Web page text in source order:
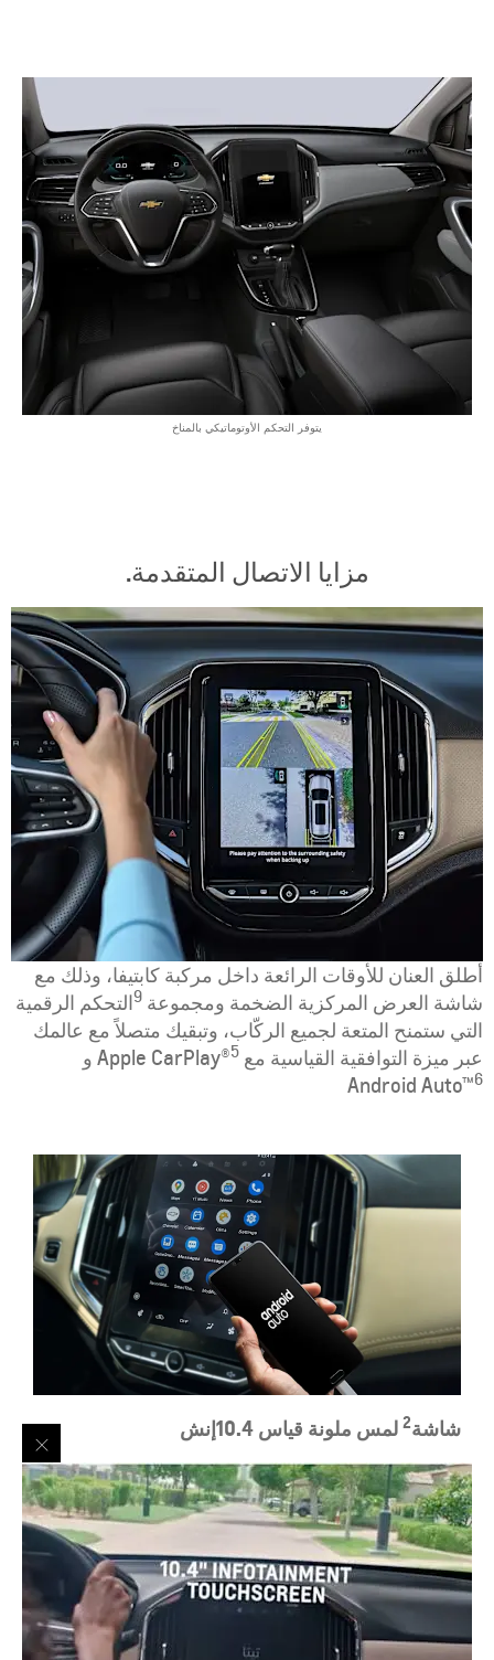
يتوفر التحكم الأوتوماتيكي بالمناخ
مزايا الاتصال المتقدمة.
أطلق العنان للأوقات الرائعة داخل مركبة كابتيفا، وذلك مع
شاشة العرض المركزية الضخمة ومجموعة 9التحكم الرقمية
التي ستمنح المتعة لجميع الركّاب، وتبقيك متصلاً مع عالمك
عبر ميزة التوافقية القياسية مع Apple CarPlay® 5
و
Android Auto™6
شاشة2 لمس ملونة قياس 10.4إنش